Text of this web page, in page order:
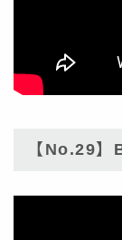
【No.29